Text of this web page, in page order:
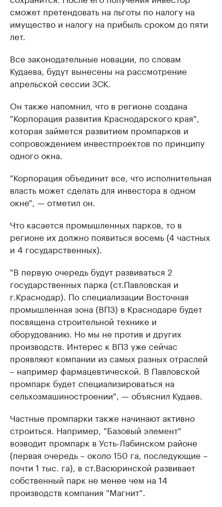
сможет претендовать на льготы по налогу на
имущество и налогу на прибыль сроком до пяти
лет.
Все законодательные новации, по словам
Кудаева, будут вынесены на рассмотрение
апрельской сессии ЗСК.
Он также напомнил, что в регионе создана
"Корпорация развития Краснодарского края",
которая займется развитием промпарков и
сопровождением инвестпроектов по принципу
одного окна.
"Корпорация объединит все, что исполнительная
власть может сделать для инвестора в одном
окне", — отметил он.
Что касается промышленных парков, то в
регионе их должно появиться восемь (4 частных
и 4 государственных).
"В первую очередь будут развиваться 2
государственных парка (ст.Павловская и
г.Краснодар). По специализации Восточная
промышленная зона (ВПЗ) в Краснодаре будет
посвящена строительной технике и
оборудованию. Но мы не против и других
производств. Интерес к ВПЗ уже сейчас
проявляют компании из самых разных отраслей
– например фармацевтической. В Павловской
промпарк будет специализироваться на
сельхозмашиностроении", — объяснил Кудаев.
Частные промпарки также начинают активно
строиться. Например, "Базовый элемент"
возводит промпарк в Усть-Лабинском районе
(первая очередь – около 150 га, последующие –
почти 1 тыс. га), в ст.Васюринской развивает
собственный парк не менее чем на 14
производств компания "Магнит".